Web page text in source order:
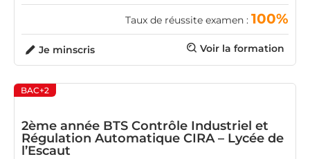
Taux de réussite examen : 100%
Voir la formation
Je minscris
BAC+2
2ème année BTS Contrôle Industriel et
Régulation Automatique CIRA – Lycée de
l’Escaut